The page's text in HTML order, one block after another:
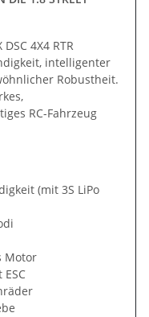
4X4 RTR
intelligenter
Robustheit.
RC-Fahrzeug
(mit 3S LiPo
Motor